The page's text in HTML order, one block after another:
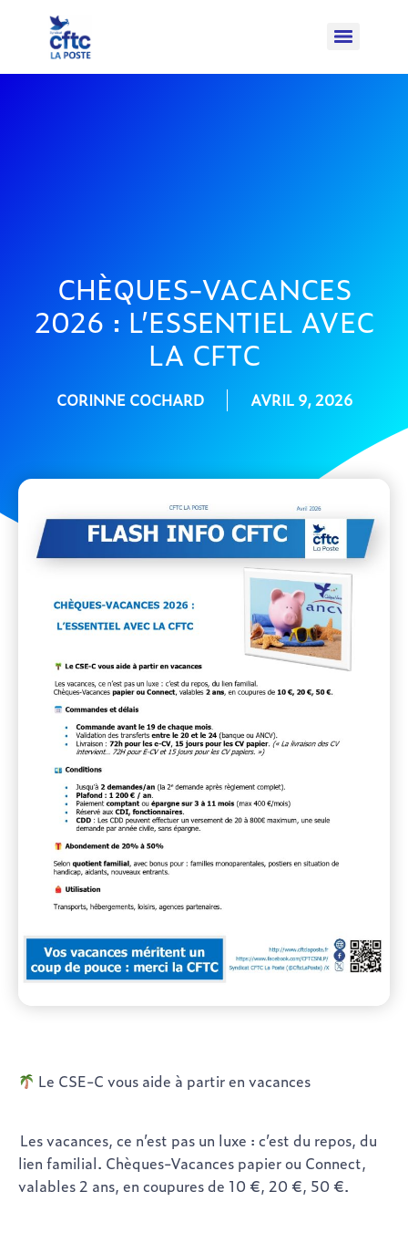
CHÈQUES-VACANCES
2026 : L’ESSENTIEL AVEC
LA CFTC
CORINNE COCHARD AVRIL 9, 2026
Le CSE-C vous aide à partir en vacances
Les vacances, ce n’est pas un luxe : c’est du repos, du
lien familial. Chèques-Vacances papier ou Connect,
valables 2 ans, en coupures de 10 €, 20 €, 50 €.